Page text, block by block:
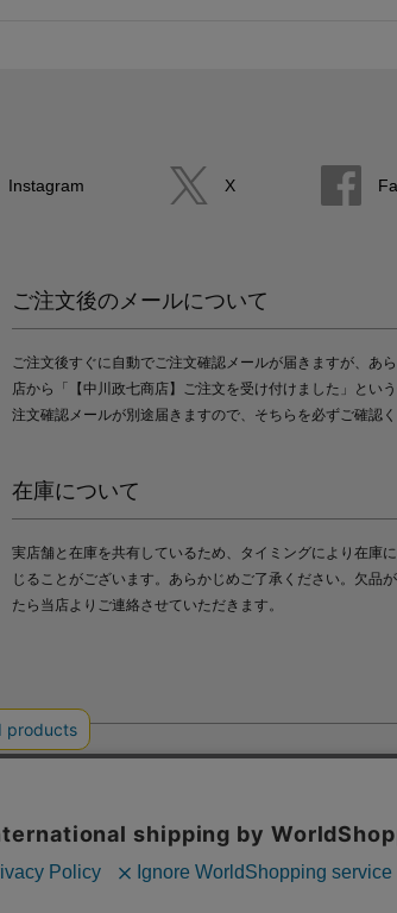
Instagram X
ご注文後のメールについて
ご注文後すぐに自動でご注文確認メールが届きますが、あ
店から「【中川政七商店】ご注文を受け付けました」とい
注文確認メールが別途届きますので、そちらを必ずご確認く
在庫について
実店舗と在庫を共有しているため、タイミングにより在庫
じることがございます。あらかじめご了承ください。欠品
たら当店よりご連絡させていただきます。